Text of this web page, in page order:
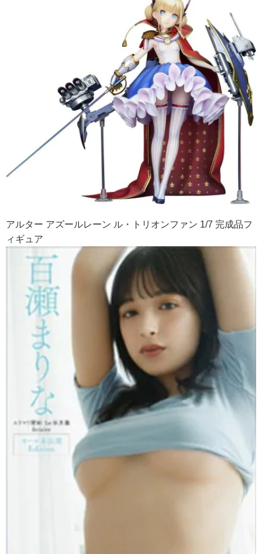
アルター アズールレーン ル・トリオンファン 1/7 完成品フ
ィギュア